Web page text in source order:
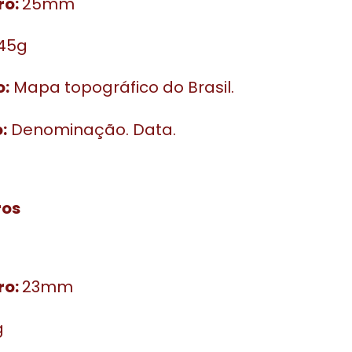
Mapa topográfico do Brasil.
Denominação. Data.
23mm